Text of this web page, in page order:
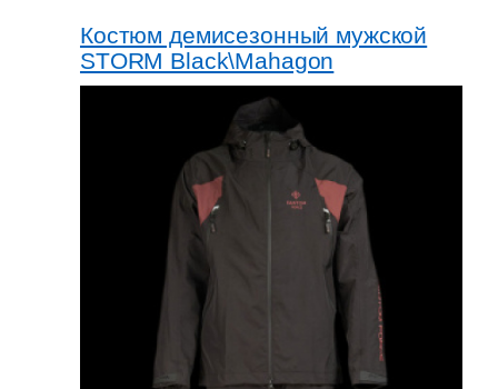
Костюм демисезонный мужской
STORM Black\Mahagon